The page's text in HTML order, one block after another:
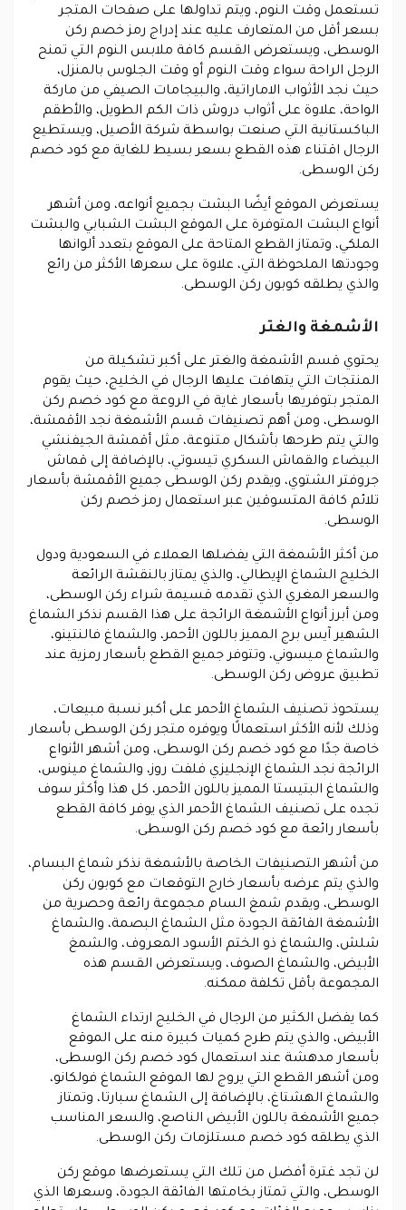
تستعمل وقت النوم، ويتم تداولها على صفحات المتجر
بسعر أقل من المتعارف عليه عند إدراج رمز خصم ركن
الوسطى، ويستعرض القسم كافة ملابس النوم التي تمنح
الرجل الراحة سواء وقت النوم أو وقت الجلوس بالمنزل،
حيث نجد الأثواب الاماراتية، والبيجامات الصيفي من ماركة
الواحة، علاوة على أثواب دروش ذات الكم الطويل، والأطقم
الباكستانية التي صنعت بواسطة شركة الأصيل، ويستطيع
الرجال اقتناء هذه القطع بسعر بسيط للغاية مع كود خصم
ركن الوسطى.
يستعرض الموقع أيضًا البشت بجميع أنواعه، ومن أشهر
أنواع البشت المتوفرة على الموقع البشت الشبابي والبشت
الملكي، وتمتاز القطع المتاحة على الموقع بتعدد ألوانها
وجودتها الملحوظة التي، علاوة على سعرها الأكثر من رائع
والذي يطلقه كوبون ركن الوسطى.
الأشمغة والغتر
يحتوي قسم الأشمغة والغتر على أكبر تشكيلة من
المنتجات التي يتهافت عليها الرجال في الخليج، حيث يقوم
المتجر بتوفريها بأسعار غاية في الروعة مع كود خصم ركن
الوسطى، ومن أهم تصنيفات قسم الأشمغة نجد الأقمشة،
والتي يتم طرحها بأشكال متنوعة، مثل أقمشة الجيفنشي
البيضاء والقماش السكري تيسوتي، بالإضافة إلى قماش
جروفتر الشتوي، ويقدم ركن الوسطى جميع الأقمشة بأسعار
تلائم كافة المتسوقين عبر استعمال رمز خصم ركن
الوسطى.
من أكثر الأشمغة التي يفضلها العملاء في السعودية ودول
الخليج الشماغ الإيطالي، والذي يمتاز بالنقشة الرائعة
والسعر المغري الذي تقدمه قسيمة شراء ركن الوسطى،
ومن أبرز أنواع الأشمغة الرائجة على هذا القسم نذكر الشماغ
الشهير آيس برج المميز باللون الأحمر، والشماغ فالنتينو،
والشماغ ميسوني، وتتوفر جميع القطع بأسعار رمزية عند
تطبيق عروض ركن الوسطى.
يستحوذ تصنيف الشماغ الأحمر على أكبر نسبة مبيعات،
وذلك لأنه الأكثر استعمالًا ويوفره متجر ركن الوسطى بأسعار
خاصة جدًا مع كود خصم ركن الوسطى، ومن أشهر الأنواع
الرائجة نجد الشماغ الإنجليزي فلفت روز، والشماغ مينوس،
والشماغ البتيستا المميز باللون الأحمر، كل هذا وأكثر سوف
تجده على تصنيف الشماغ الأحمر الذي يوفر كافة القطع
بأسعار رائعة مع كود خصم ركن الوسطى.
من أشهر التصنيفات الخاصة بالأشمغة نذكر شماغ البسام،
والذي يتم عرضه بأسعار خارج التوقعات مع كوبون ركن
الوسطى، ويقدم شمغ السام مجموعة رائعة وحصرية من
الأشمغة الفائقة الجودة مثل الشماغ البصمة، والشماغ
شلش، والشماغ ذو الختم الأسود المعروف، والشمغ
الأبيض، والشماغ الصوف، ويستعرض القسم هذه
المجموعة بأقل تكلفة ممكنه.
كما يفضل الكثير من الرجال في الخليج ارتداء الشماغ
الأبيض، والذي يتم طرح كميات كبيرة منه على الموقع
بأسعار مدهشة عند استعمال كود خصم ركن الوسطى،
ومن أشهر القطع التي يروج لها الموقع الشماغ فولكانو،
والشماغ الهشتاغ، بالإضافة إلى الشماغ سبارتا، وتمتاز
جميع الأشمغة باللون الأبيض الناصع، والسعر المناسب
الذي يطلقه كود خصم مستلزمات ركن الوسطى.
لن تجد غترة أفضل من تلك التي يستعرضها موقع ركن
الوسطى، والتي تمتاز بخامتها الفائقة الجودة، وسعرها الذي